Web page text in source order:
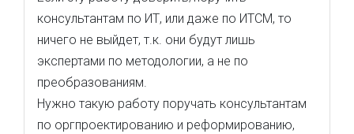
консультантам по ИТ, или даже по ИТСМ, то
ничего не выйдет, т.к. они будут лишь
экспертами по методологии, а не по
преобразованиям.
Нужно такую работу поручать консультантам
по оргпроектированию и реформированию,